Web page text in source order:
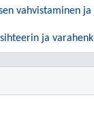
vahvistaminen
ja